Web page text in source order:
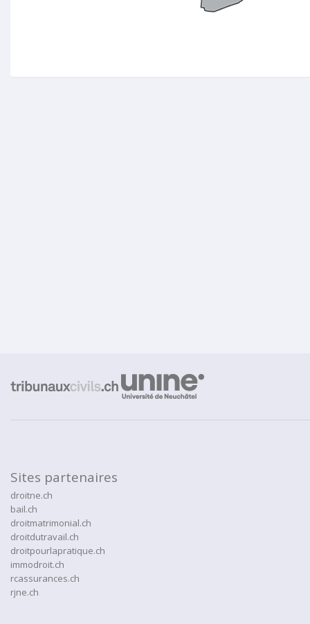
Sites partenaires
droitne.ch
bail.ch
droitmatrimonial.ch
droitdutravail.ch
droitpourlapratique.ch
immodroit.ch
rcassurances.ch
rjne.ch